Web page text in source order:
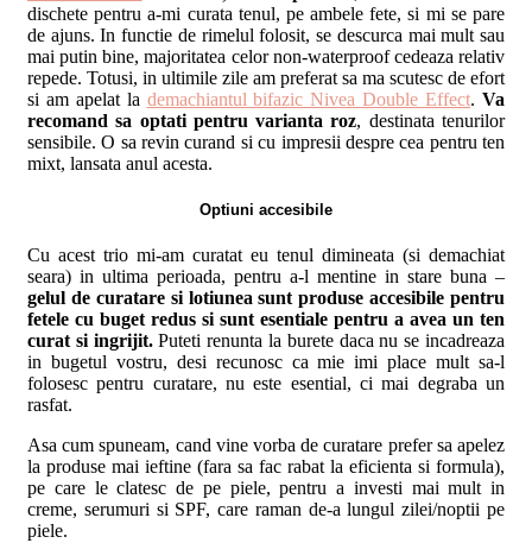
dischete pentru a-mi curata tenul, pe ambele fete, si mi se pare
de ajuns. In functie de rimelul folosit, se descurca mai mult sau
mai putin bine, majoritatea celor non-waterproof cedeaza relativ
repede. Totusi, in ultimile zile am preferat sa ma scutesc de efort
si am apelat la demachiantul bifazic Nivea Double Effect.Va
recomand sa optati pentru varianta roz, destinata tenurilor
sensibile. O sa revin curand si cu impresii despre cea pentru ten
mixt, lansata anul acesta.
Optiuni accesibile
Cu acest trio mi-am curatat eu tenul dimineata (si demachiat
seara) in ultima perioada, pentru a-l mentine in stare buna –
gelul de curatare si lotiunea sunt produse accesibile pentru
fetele cu buget redus si sunt esentiale pentru a avea un ten
curat si ingrijit.Puteti renunta la burete daca nu se incadreaza
in bugetul vostru, desi recunosc ca mie imi place mult sa-l
folosesc pentru curatare, nu este esential, ci mai degraba un
rasfat.
Asa cum spuneam, cand vine vorba de curatare prefer sa apelez
la produse mai ieftine (fara sa fac rabat la eficienta si formula),
pe care le clatesc de pe piele, pentru a investi mai mult in
creme, serumuri si SPF, care raman de-a lungul zilei/noptii pe
piele.